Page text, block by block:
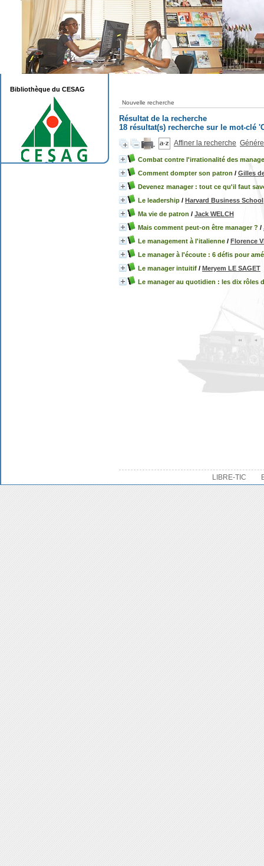
Nouvelle recherche
Résultat de la recherche
18 résultat(s) recherche sur le mot-clé
Affiner la recherche
Combat contre l'irrationalité des
Comment dompter son patron / Gilles
Devenez manager : tout ce qu'il faut
Le leadership / Harvard Business School
Ma vie de patron / Jack WELCH
Mais comment peut-on être manager ? /
Le management à l'italienne / Florence
Le manager à l'écoute : 6 défis pour
Le manager intuitif / Meryem LE SAGET
Le manager au quotidien : les dix rôles
LIBRE-TIC
Bibliothèque du CESAG